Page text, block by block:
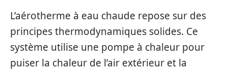
L’aérotherme à eau chaude repose sur des
principes thermodynamiques solides. Ce
système utilise une pompe à chaleur pour
puiser la chaleur de l’air extérieur et la